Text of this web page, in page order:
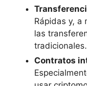
Rápidas y, a
las
tradicionales.
Contratos